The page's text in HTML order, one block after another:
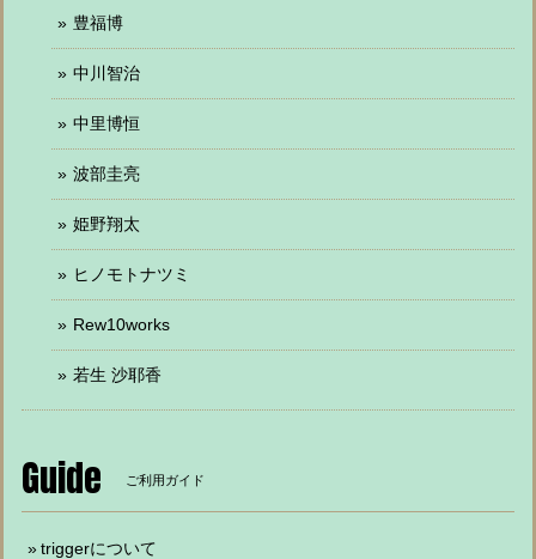
豊福博
中川智治
中里博恒
波部圭亮
姫野翔太
ヒノモトナツミ
Rew10works
若生 沙耶香
Guide ご利用ガイド
triggerについて